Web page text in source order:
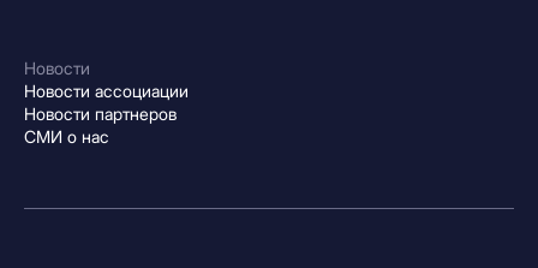
Новости
Новости ассоциации
Новости партнеров
СМИ о нас